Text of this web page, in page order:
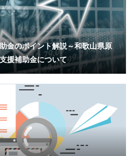
金のポイント解説～和歌山県原
援補助金について